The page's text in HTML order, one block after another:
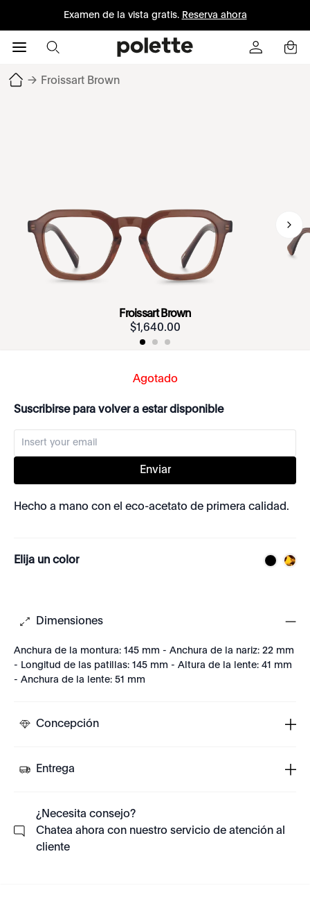
Examen de la vista gratis. Reserva ahora
→ Froissart Brown
Froissart Brown
$1,640.00
Agotado
Suscribirse para volver a estar disponible
Enviar
Hecho a mano con el eco-acetato de primera calidad.
Elija un color
Dimensiones
Anchura de la montura: 145 mm - Anchura de la nariz: 22 mm
- Longitud de las patillas: 145 mm - Altura de la lente: 41 mm
- Anchura de la lente: 51 mm
Concepción
Entrega
¿Necesita consejo?
Chatea ahora con nuestro servicio de atención al
cliente